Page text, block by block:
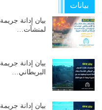
بيانات
بيان إدانة
لمنشآت…
بيان إدانة
البريطاني…